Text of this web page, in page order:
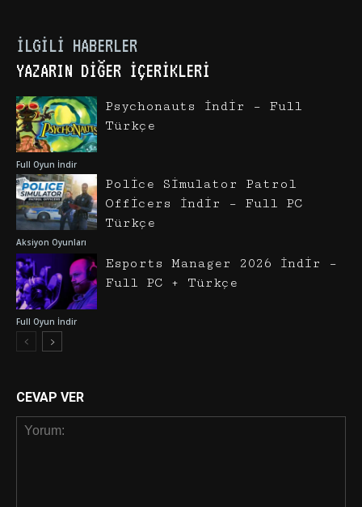
İLGILI HABERLER
YAZARIN DIĞER İÇERIKLERI
Full Oyun İndir
Psychonauts İndir – Full
Türkçe
Aksiyon Oyunları
Police Simulator Patrol
Officers İndir – Full PC
Türkçe
Full Oyun İndir
Esports Manager 2026 İndir –
Full PC + Türkçe
CEVAP VER